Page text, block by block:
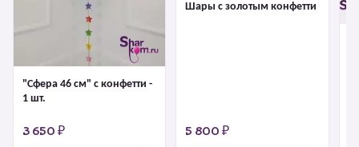
"Сфера 46 см" с конфетти -
1 шт.
3 650 ₽
Шары с золотым конфетти
5 800 ₽